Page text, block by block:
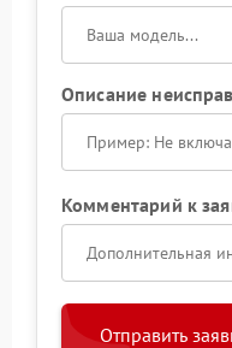
Описание
Комментарий к
Отправить